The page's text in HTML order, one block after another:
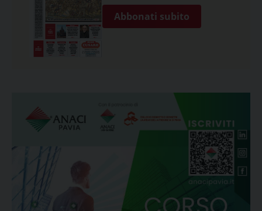
Abbonati subito